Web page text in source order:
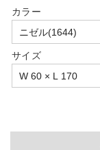
カラー
サイズ